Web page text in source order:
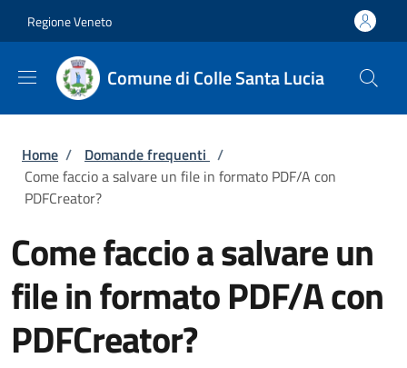
Regione Veneto
Comune di Colle Santa Lucia
Briciole di pane
Home / Domande frequenti /
Come faccio a salvare un file in formato PDF/A con
PDFCreator?
Come faccio a salvare un
file in formato PDF/A con
PDFCreator?